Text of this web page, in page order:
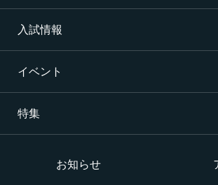
エアライン（ANA・JAL）整備士養成コー
二等航空整備士コース［ヘリコプタータ
構造整備・製造コース
就職サポート・内定先
就職活動
学校生活
寮生活
入試情報
入試要項・出願・会場
学費・奨学金・教育ローン
イベント
イベント一覧
イベントカレンダー
特集
大学か専門学校か
お知らせ